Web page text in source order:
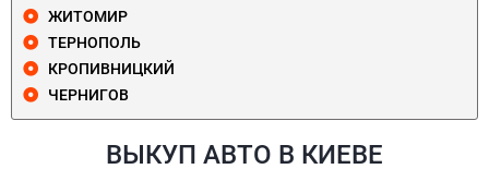
ЖИТОМИР
ТЕРНОПОЛЬ
КРОПИВНИЦКИЙ
ЧЕРНИГОВ
ВЫКУП АВТО В КИЕВЕ